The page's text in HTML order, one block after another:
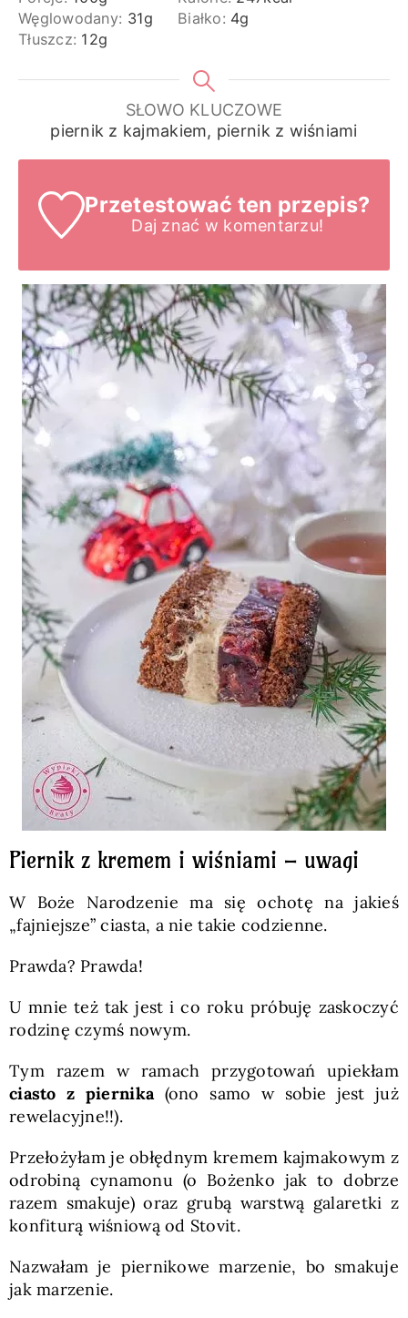
Węglowodany: 31g Białko: 4g
Tłuszcz: 12g
SŁOWO KLUCZOWE
piernik z kajmakiem, piernik z wiśniami
Przetestować ten przepis?
Daj znać w komentarzu!
Piernik z kremem i wiśniami – uwagi
W Boże Narodzenie ma się ochotę na jakieś
„fajniejsze” ciasta, a nie takie codzienne.
Prawda? Prawda!
U mnie też tak jest i co roku próbuję zaskoczyć
rodzinę czymś nowym.
Tym razem w ramach przygotowań upiekłam
ciasto z piernika (ono samo w sobie jest już
rewelacyjne!!).
Przełożyłam je obłędnym kremem kajmakowym z
odrobiną cynamonu (o Bożenko jak to dobrze
razem smakuje) oraz grubą warstwą galaretki z
konfiturą wiśniową od Stovit.
Nazwałam je piernikowe marzenie, bo smakuje
jak marzenie.